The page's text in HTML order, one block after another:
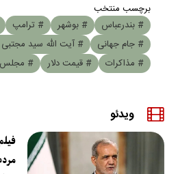
برچسب منتخب
# بندرعباس
# بوشهر # ترامپ
# جام جهانی
# آیت الله سید
# مذاکرات
# قیمت دلار # مجلس
ویدئو